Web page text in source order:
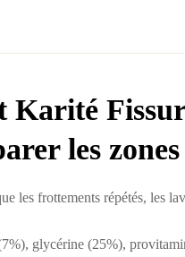
Karité
les zones
les frottements répétés, les
glycérine (25%),